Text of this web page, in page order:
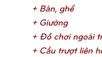
+ Bàn, ghế
+ Giường
+ Đồchơi ngoài
+ Cầu trượt liên